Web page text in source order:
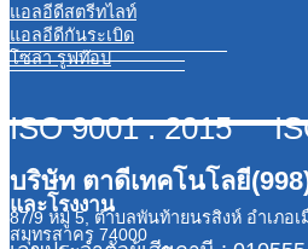
แอลอีดีสตรีทไลท์
แอลอีดีกันระเบิด
โซล่า รูฟท๊อป
ISO 9001 : 2015
บริษัท ตาดีเทคโนโลยี
และโรงงาน
87/9 หมู่ 5, ตำบลพันท้ายนรสิงห์ อำเภอ
สมุทรสาคร 74000